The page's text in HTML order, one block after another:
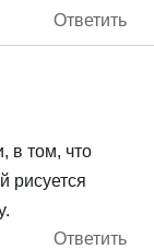
Ответить
в том, что
рисуется
Ответить